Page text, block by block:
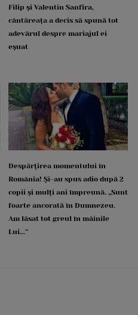
Filip și Valentin Sanfira,
cântăreața a decis să spună tot
adevărul despre mariajul ei
eșuat
Despărțirea momentului în
România! Și-au spus adio după 2
copii și mulți ani împreună. „Sunt
foarte ancorată în Dumnezeu.
Am lăsat tot greul în mâinile
Lui...”